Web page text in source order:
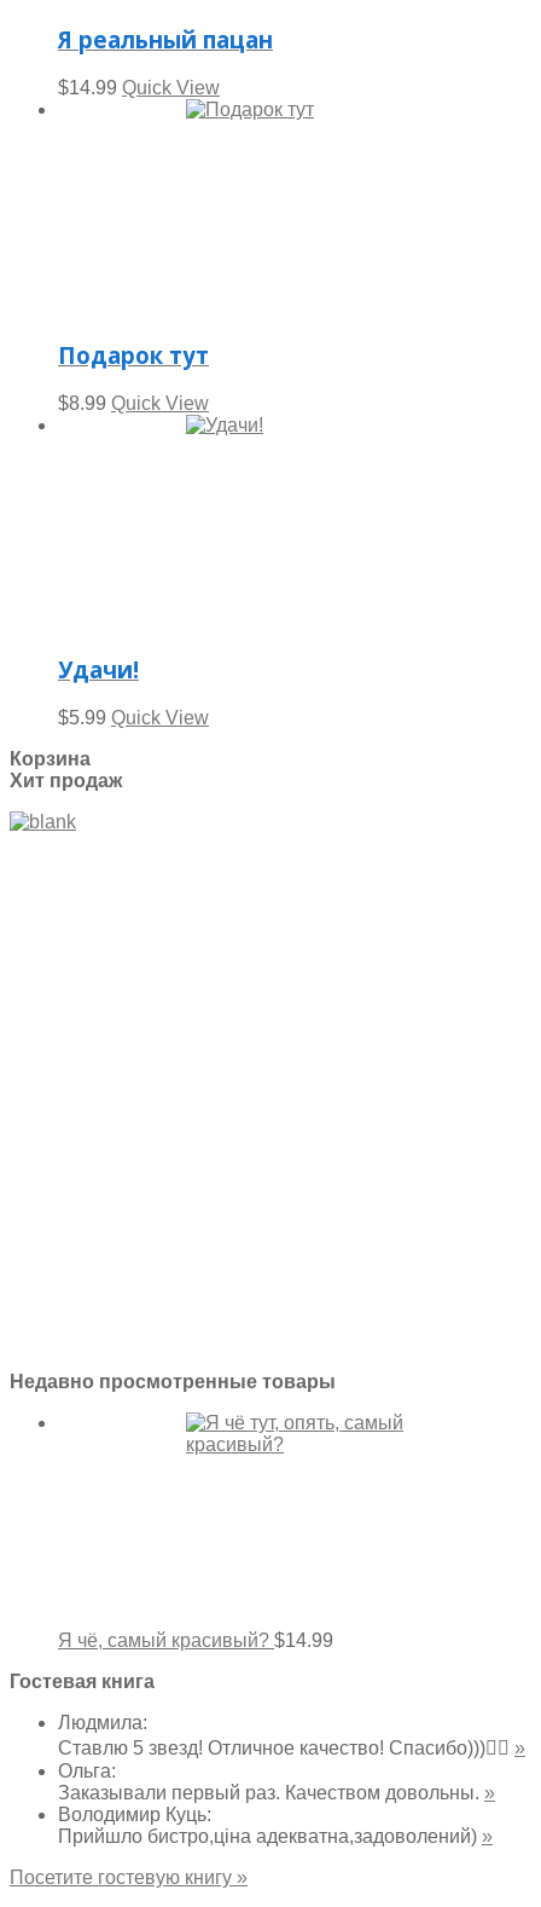
Я реальный пацан
$14.99 Quick View
Подарок тут
$8.99 Quick View
Удачи!
$5.99 Quick View
Корзина
Хит продаж
Недавно просмотренные товары
Я чё, самый красивый? $14.99
Гостевая книга
Людмила:
Ставлю 5 звезд! Отличное качество! Спасибо)))👌🏻 »
Ольга:
Заказывали первый раз. Качеством довольны. »
Володимир Куць:
Прийшло бистро,ціна адекватна,задоволений) »
Посетите гостевую книгу »